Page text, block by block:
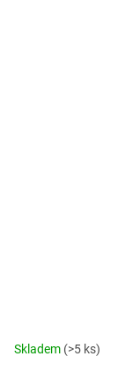
Skladem (>5 ks)